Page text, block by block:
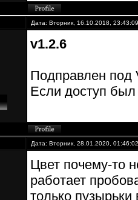
Дата: Вторник, 16.10.2018,
v1.2.6
Подправлен под
Если доступ был
Дата: Вторник, 28.01.2020,
Цвет почему-то
работает
только